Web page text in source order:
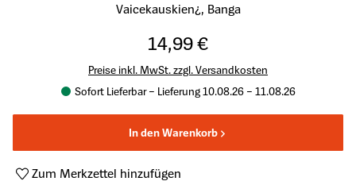
Vaicekauskien¿, Banga
14,99 €
Preise inkl. MwSt. zzgl. Versandkosten
Sofort Lieferbar – Lieferung 10.08.26 – 11.08.26
In den Warenkorb
Zum Merkzettel hinzufügen